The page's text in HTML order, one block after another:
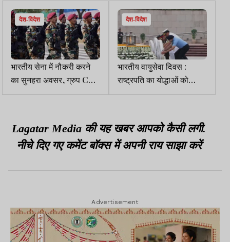
देश-विदेश
भारतीय सेना में नौकरी करने
का सुनहरा अवसर, ग्रुप C
पदों पर निकली भर्ती
देश-विदेश
भारतीय वायुसेवा दिवस :
राष्ट्रपति का योद्धाओं को
सलाम, सैन्य प्रमुखों ने राष्ट्रीय
Lagatar Media की यह खबर आपको कैसी लगी.
नीचे दिए गए कमेंट बॉक्स में अपनी राय साझा करें
Advertisement